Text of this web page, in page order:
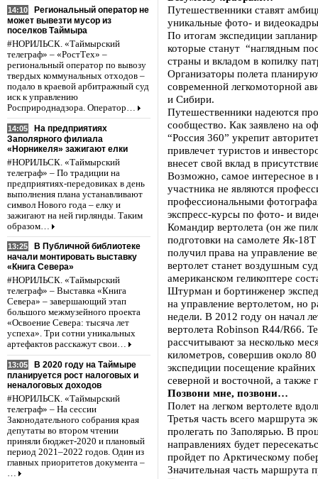
14:10
Региональный оператор не
может вывезти мусор из
поселков Таймыра
#НОРИЛЬСК. «Таймырский
телеграф» – «РостТех» –
региональный оператор по вывозу
твердых коммунальных отходов –
подало в краевой арбитражный суд
иск к управлению
Росприроднадзора. Оператор…
14:05
На предприятиях
Заполярного филиала
«Норникеля» зажигают елки
#НОРИЛЬСК. «Таймырский
телеграф» – По традиции на
предприятиях-передовиках в день
выполнения плана устанавливают
символ Нового года – елку и
зажигают на ней гирлянды. Таким
образом…
13:25
В Публичной библиотеке
начали монтировать выставку
«Книга Севера»
#НОРИЛЬСК. «Таймырский
телеграф» – Выставка «Книга
Севера» – завершающий этап
большого межмузейного проекта
«Освоение Севера: тысяча лет
успеха». Три сотни уникальных
артефактов расскажут свои…
13:05
В 2020 году на Таймыре
планируется рост налоговых и
неналоговых доходов
#НОРИЛЬСК. «Таймырский
телеграф» – На сессии
Законодательного собрания края
депутаты во втором чтении
приняли бюджет-2020 и плановый
период 2021–2022 годов. Один из
главных приоритетов документа –
…
Путешественники ставят
уникальные фото- и
По итогам экспедиции
которые станут “наглядным
страны и вкладом в копилку
Организаторы полета
современной легкомоторной
и Сибири.
Путешественники надеются
сообщество. Как заявлено на
“Россия 360” укрепит
привлечет туристов и
внесет свой вклад в
Возможно, самое интересное в
участника не являются
профессиональными
экспресс-курсы по фото- и
Командир вертолета (он же
подготовки на самолете Як-
получил права на управление
вертолет станет воздушным
американском геликоптере
Штурман и бортинженер
на управление вертолетом, но
недели. В 2012 году он начал
вертолета Robinson R44/R66.
рассчитывают за несколько
километров, совершив около
экспедиции посещение
северной и восточной, а также
Позвони мне, позвони…
Полет на легком вертолете
Третья часть всего маршрута
пролегать по Заполярью. В
направлениях будет
пройдет по Арктическому
Значительная часть маршрута